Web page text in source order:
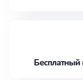
Бесплатный